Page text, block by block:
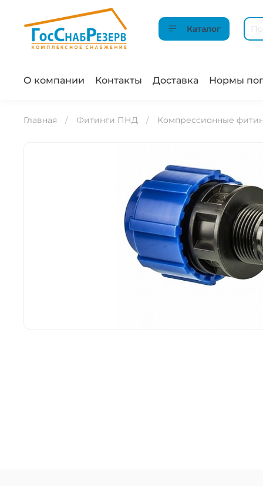
Каталог
О компании Контакты Доставка Нормы
Главная Фитинги ПНД Компрессионные